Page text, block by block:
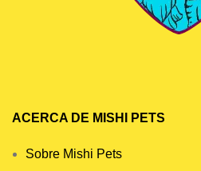
ACERCA DE MISHI PETS
Sobre Mishi Pets